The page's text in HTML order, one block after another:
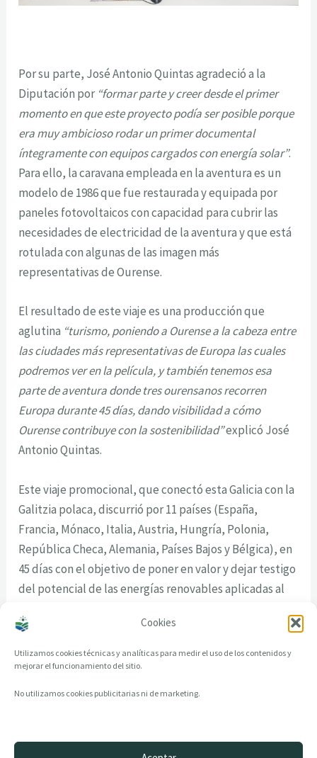
Cookies
Utilizamos cookies técnicas y analíticas para medir el uso de los contenidos y
mejorar el funcionamiento del sitio.
No utilizamos cookies publicitarias ni de marketing.
Por su parte, José Antonio Quintas agradeció a la
Diputación por “formar parte y creer desde el primer
momento en que este proyecto podía ser posible porque
era muy ambicioso rodar un primer documental
íntegramente con equipos cargados con energía solar”.
Para ello, la caravana empleada en la aventura es un
modelo de 1986 que fue restaurada y equipada por
paneles fotovoltaicos con capacidad para cubrir las
necesidades de electricidad de la aventura y que está
rotulada con algunas de las imagen más
representativas de Ourense.
El resultado de este viaje es una producción que
aglutina “turismo, poniendo a Ourense a la cabeza entre
las ciudades más representativas de Europa las cuales
podremos ver en la película, y también tenemos esa
parte de aventura donde tres ourensanos recorren
Europa durante 45 días, dando visibilidad a cómo
Ourense contribuye con la sostenibilidad”explicó José
Antonio Quintas.
Este viaje promocional, que conectó esta Galicia con la
Galitzia polaca, discurrió por 11 países (España,
Francia, Mónaco, Italia, Austria, Hungría, Polonia,
República Checa, Alemania, Países Bajos y Bélgica), en
45 días con el objetivo de poner en valor y dejar testigo
del potencial de las energías renovables aplicadas al
Ourense.